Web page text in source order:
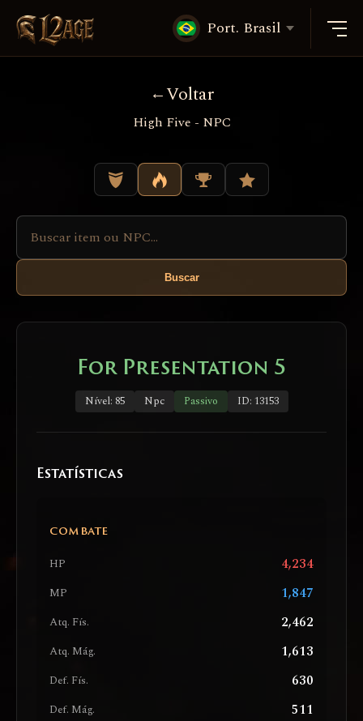
Port. Brasil
Voltar
High Five - NPC
Buscar
For Presentation 5
Nível: 85 Npc Passivo ID: 13153
Estatísticas
COMBATE
HP 4,234
MP 1,847
Atq. Fís. 2,462
Atq. Mág. 1,613
Def. Fís. 630
Def. Mág. 511